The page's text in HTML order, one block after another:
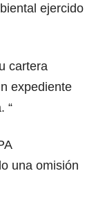
ejercido
cartera
expediente
“
una omisión